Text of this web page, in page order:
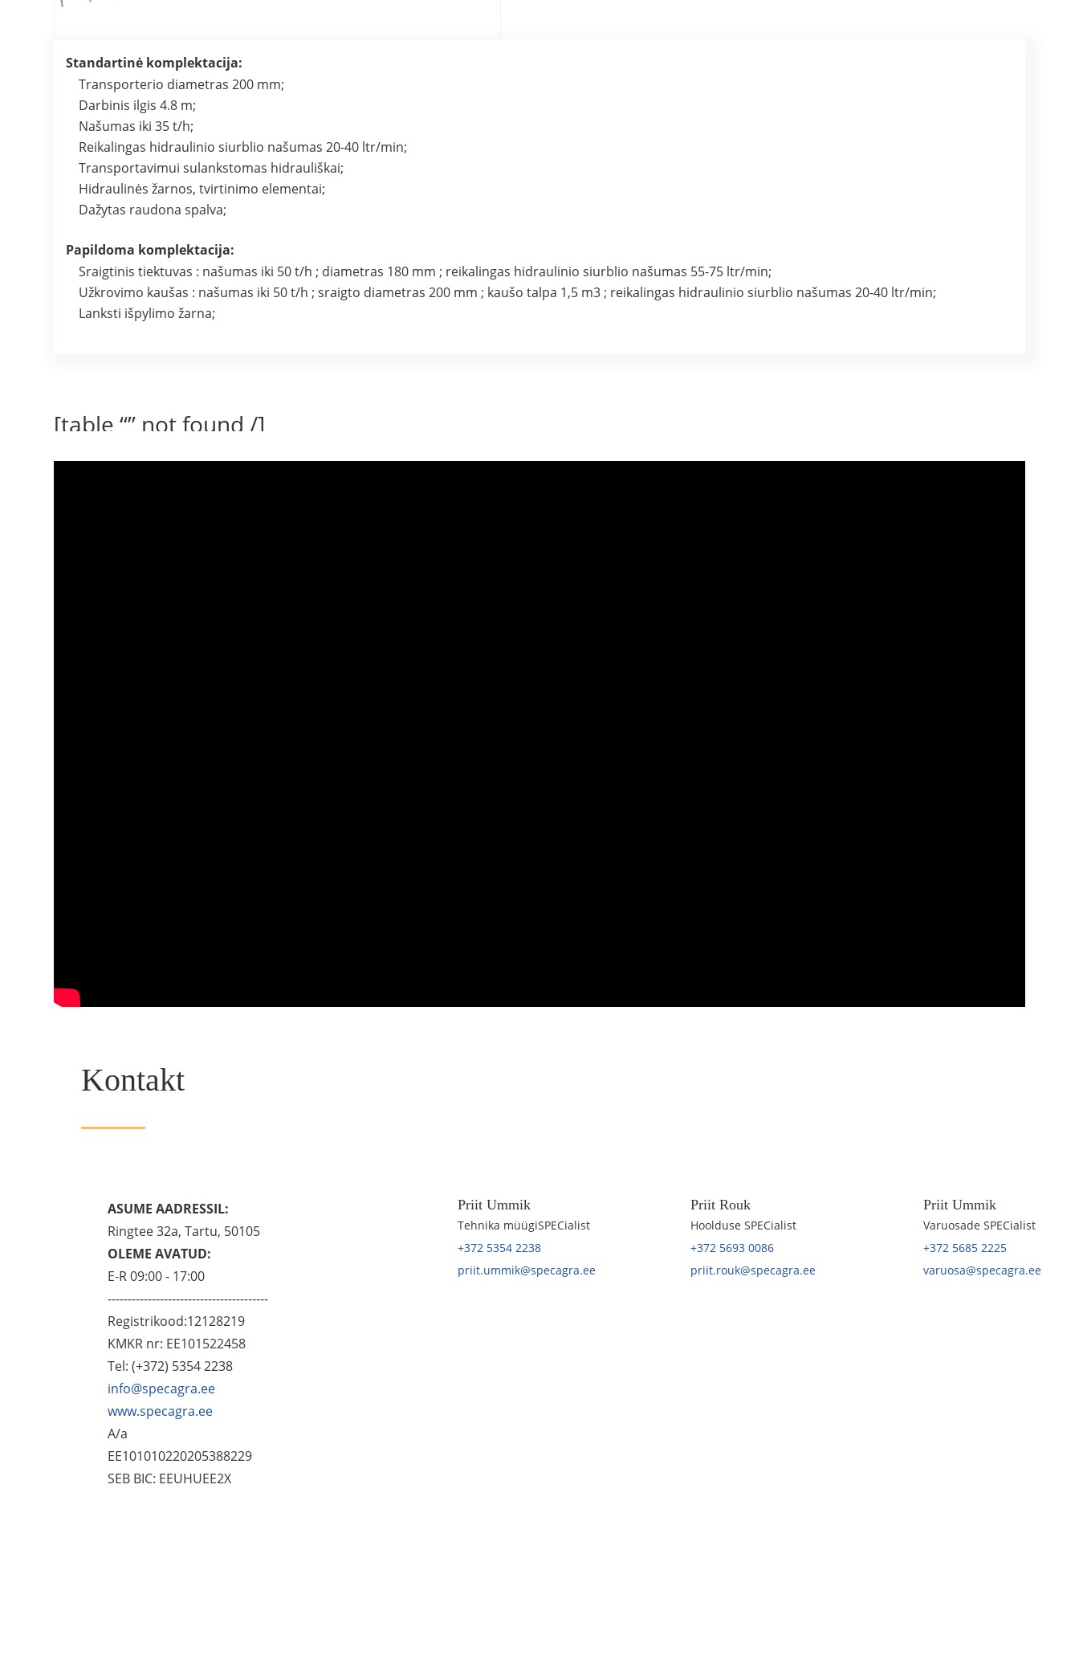
Standartinė komplektacija:
Transporterio diametras 200 mm;
Darbinis ilgis 4.8 m;
Našumas iki 35 t/h;
Reikalingas hidraulinio siurblio našumas 20-40 ltr/min;
Transportavimui sulankstomas hidrauliškai;
Hidraulinės žarnos, tvirtinimo elementai;
Dažytas raudona spalva;
Papildoma komplektacija:
Sraigtinis tiektuvas : našumas iki 50 t/h ; diametras 180 mm ; reikalingas hidraulinio siurblio našumas 55-75 ltr/min;
Užkrovimo kaušas : našumas iki 50 t/h ; sraigto diametras 200 mm ; kaušo talpa 1,5 m3 ; reikalingas hidraulinio siurblio našumas 20-40 ltr/min;
Lanksti išpylimo žarna;
[table “” not found /]
Kontakt
ASUME AADRESSIL:
Ringtee 32a, Tartu, 50105
OLEME AVATUD:
E-R 09:00 - 17:00
----------------------------------------
Registrikood:12128219
KMKR nr: EE101522458
Tel: (+372) 5354 2238
info@specagra.ee
www.specagra.ee
A/a
EE101010220205388229
SEB BIC: EEUHUEE2X
Priit Ummik
Tehnika müügiSPECialist
+372 5354 2238
priit.ummik@specagra.ee
Priit Rouk
Hoolduse SPECialist
+372 5693 0086
priit.rouk@specagra.ee
Priit Ummik
Varuosade SPECialist
+372 5685 2225
varuosa@specagra.ee